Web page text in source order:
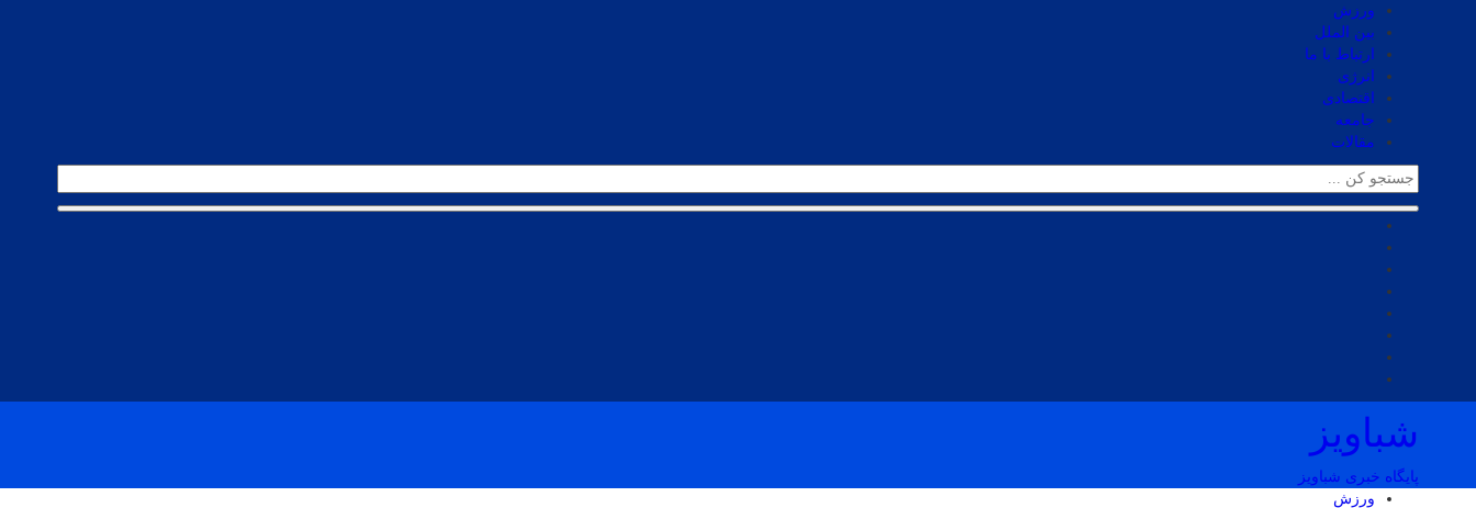
ورزش
بین الملل
ارتباط با ما
انرژی
اقتصادی
جامعه
مقالات
شباویز
پایگاه خبری شباویز
ورزش